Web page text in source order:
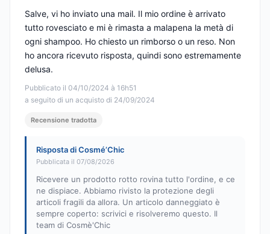
Pubblicato il 04/10/2024 à 16h51
a seguito di un acquisto di 24/09/2024
Salve, vi ho inviato una mail. Il mio ordine è arrivato
tutto rovesciato e mi è rimasta a malapena la metà di
ogni shampoo. Ho chiesto un rimborso o un reso. Non
ho ancora ricevuto risposta, quindi sono estremamente
delusa.
Recensione tradotta
Risposta di Cosmé’Chic
Pubblicata il 07/08/2026
Ricevere un prodotto rotto rovina tutto l'ordine, e ce
ne dispiace. Abbiamo rivisto la protezione degli
articoli fragili da allora. Un articolo danneggiato è
sempre coperto: scrivici e risolveremo questo. Il
team di Cosmè'Chic